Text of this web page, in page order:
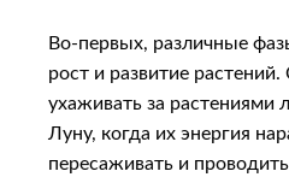
Во-первых, различные
рост и развитие
ухаживать за растениями
Луну, когда их энергия
пересаживать и